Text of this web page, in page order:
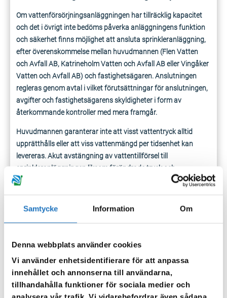
Samtycke Information Om
Denna webbplats använder cookies
Vi använder enhetsidentifierare för att anpassa
innehållet och annonserna till användarna,
tillhandahålla funktioner för sociala medier och
Om vattenförsörjningsanläggningen har tillräcklig kapacitet
och det i övrigt inte bedöms påverka anläggningens funktion
och säkerhet finns möjlighet att ansluta sprinkleranläggning,
efter överenskommelse mellan huvudmannen (Flen Vatten
och Avfall AB, Katrineholm Vatten och Avfall AB eller Vingåker
Vatten och Avfall AB) och fastighetsägaren. Anslutningen
regleras genom avtal i vilket förutsättningar för anslutningen,
avgifter och fastighetsägarens skyldigheter i form av
återkommande kontroller med mera framgår.
Huvudmannen garanterar inte att visst vattentryck alltid
upprätthålls eller att viss vattenmängd per tidsenhet kan
levereras. Akut avstängning av vattentillförsel till
sprinkleranläggningen liksom förändrade tryck och
flödesnivåer kan förekomma vid läckage, reparation eller
anlägga i de fastigheter som ska förses med sprinkler.
I en fastighet där man planerar att installera sprinklersystem
för brandsläckning ska återströmningsskydd monteras på
den inkommande vattenledningen. Återströmningsskyddet